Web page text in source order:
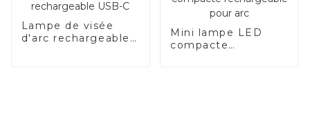
Lampe de visée
d'arc rechargeable
Mini lampe LED
compacte